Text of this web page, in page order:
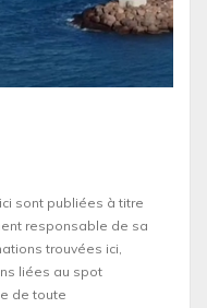
sont publiées à titre
responsable de sa
trouvées ici,
liées au spot
de toute